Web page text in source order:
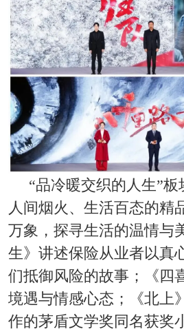
“品冷暖交织的人生”板
人间烟火、生活百态的精
万象，探寻生活的温情与
生》讲述保险从业者以真
们抵御风险的故事；《四
境遇与情感心态；《北上
作的茅盾文学奖同名获奖